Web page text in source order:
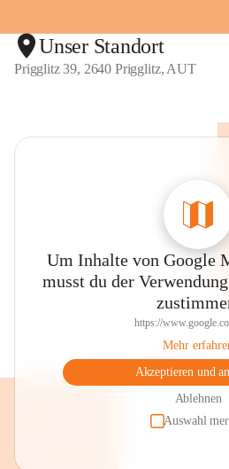
Unser Standort
Prigglitz 39, 2640 Prigglitz, AUT
Um Inhalte von Google
musst du der
https://
Mehr
Akzeptieren und
Ablehnen
Auswahl